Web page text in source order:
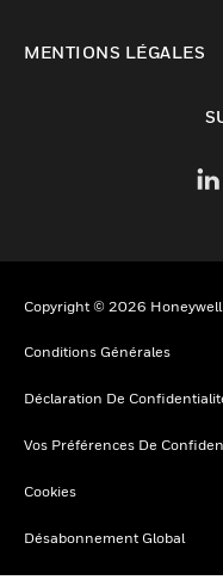
MENTIONS LÉGALES
Copyright © 2026
Conditions Générales
Déclaration De
Vos Préférences De
Cookies
Désabonnement Global